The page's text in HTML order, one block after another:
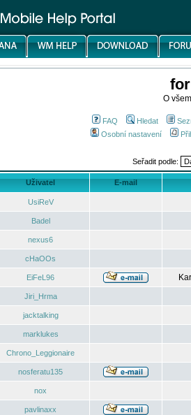
O
FAQ Hledat
Osobní nastavení
Seřadit podle:
Uživatel E-mail
UsiReV
Badel
nexus6
cHaOOs
EiFeL96
Jiri_Hrma
jacktalking
marklukes
Chrono_Leggionaire
nosferatu135
nox
pavlinaxx